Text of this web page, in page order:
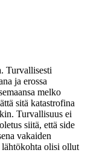
Turvallisesti
ja erossa
melko
sitä katastrofina
Turvallisuus ei
siitä, että side
vakaiden
lähtökohta olisi ollut